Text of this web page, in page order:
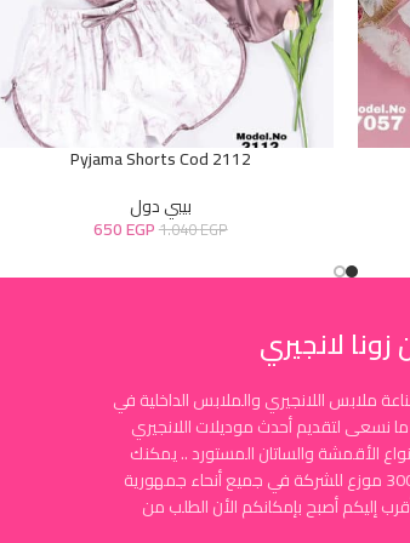
Pyjama Shorts Cod 2112
بيبي دول
1.040EGP
650EGP
لانجيري
ملابس اللانجيري والملابس الداخلية في
1990 دائماً ما نسعى لتقديم أحدث موديلات اللانجيري
الأقمشة والساتان المستورد .. يمكنك
الشراء من خلال أكثر من 300 موزع للشركة في جميع أنحاء جمهورية
إليكم أصبح بإمكانكم الأن الطلب من